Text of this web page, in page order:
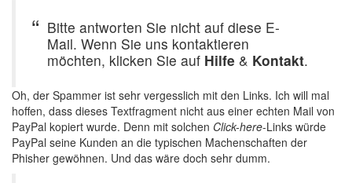
Bitte antworten Sie nicht auf diese E-
Mail. Wenn Sie uns kontaktieren
möchten, klicken Sie auf Hilfe & Kontakt.
Oh, der Spammer ist sehr vergesslich mit den Links. Ich will mal
hoffen, dass dieses Textfragment nicht aus einer echten Mail von
PayPal kopiert wurde. Denn mit solchen Click-here-Links würde
PayPal seine Kunden an die typischen Machenschaften der
Phisher gewöhnen. Und das wäre doch sehr dumm.